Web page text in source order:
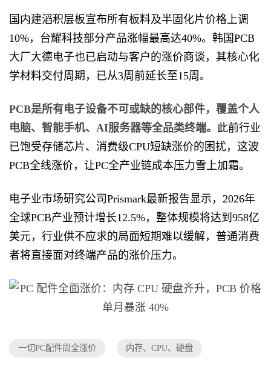
国内建滔积层板宣布所有板料及半固化片价格上调
10%，台耀科技部分产品涨幅最高达40%。韩国PCB
大厂大德电子也已启动与客户的涨价商谈，其核心化
学材料交付周期，已从3周前延长至15周。
PCB是所有电子设备不可或缺的核心部件，覆盖个人
电脑、智能手机、AI服务器等全品类终端。 此前行业
已饱受存储芯片、消费级CPU短缺涨价的困扰，这波
PCB全线涨价，让PC全产业链成本压力雪上加霜。
电子业市场研究公司Prismark最新报告显示，2026年
全球PCB产业预计增长12.5%，整体规模将达到958亿
美元，行业供不应求的局面短期难以缓解，普通消费
者将直接面对终端产品的涨价压力。
一切PC配件周全涨价 内存、CPU、硬盘